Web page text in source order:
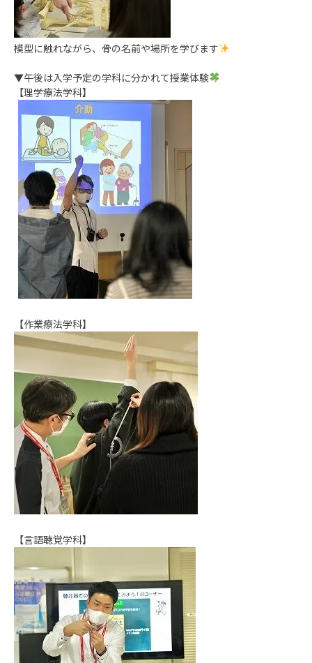
模型に触れながら、骨の名前や場所を学びます
▼午後は入学予定の学科に分かれて授業体験
【理学療法学科】
【作業療法学科】
【言語聴覚学科】